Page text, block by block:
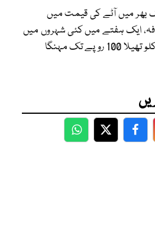
بھر میں آٹے کی قیمت میں
ایک ہفتے میں کئی شہروں میں
WhatsApp
Twitter